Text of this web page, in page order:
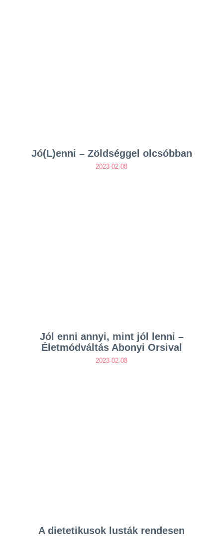
Jó(L)enni – Zöldséggel olcsóbban
2023-02-08
Jól enni annyi, mint jól lenni –
Életmódváltás Abonyi Orsival
2023-02-08
A dietetikusok lusták rendesen